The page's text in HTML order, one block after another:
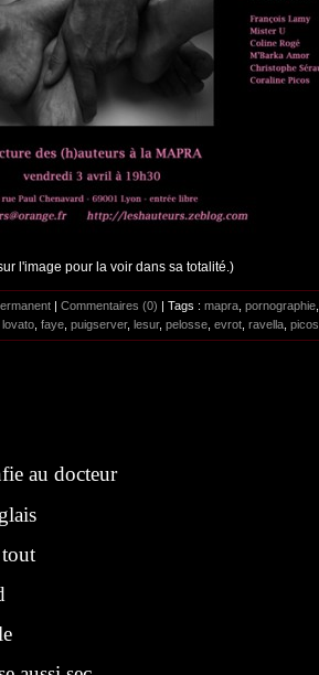
l'image pour la voir dans sa totalité.)
Commentaires (0) | Tags : mapra, pornographie,
lovato, faye, puigserver, lesur, pelosse, evrot, ravella, picos
au docteur